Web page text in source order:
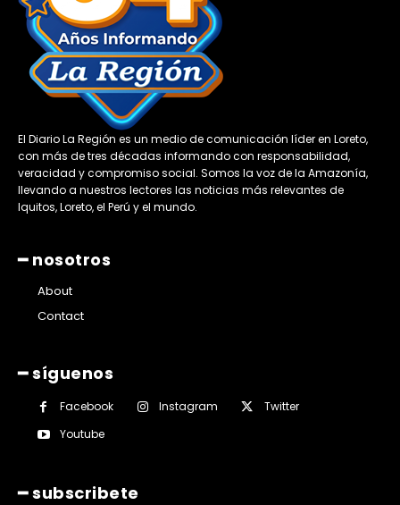
El Diario La Región es un medio de comunicación líder en Loreto,
con más de tres décadas informando con responsabilidad,
veracidad y compromiso social. Somos la voz de la Amazonía,
llevando a nuestros lectores las noticias más relevantes de
Iquitos, Loreto, el Perú y el mundo.
━ nosotros
About
Contact
━ síguenos
Facebook Instagram
Twitter
Youtube
━ subscribete